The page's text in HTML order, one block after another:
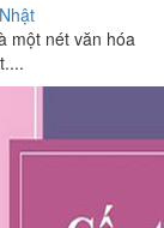
một nét văn hóa